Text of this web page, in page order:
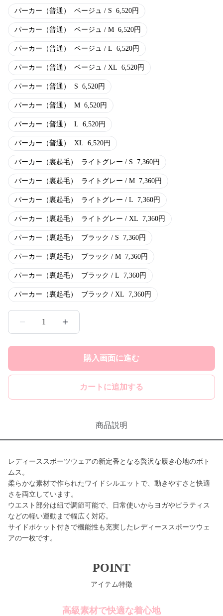
パーカー（普通） ベージュ / S 6,520円
パーカー（普通） ベージュ / M 6,520円
パーカー（普通） ベージュ / L 6,520円
パーカー（普通） ベージュ / XL 6,520円
パーカー（普通） S 6,520円
パーカー（普通） M 6,520円
パーカー（普通） L 6,520円
パーカー（普通） XL 6,520円
パーカー（裏起毛） ライトグレー / S 7,360円
パーカー（裏起毛） ライトグレー / M 7,360円
パーカー（裏起毛） ライトグレー / L 7,360円
パーカー（裏起毛） ライトグレー / XL 7,360円
パーカー（裏起毛） ブラック / S 7,360円
パーカー（裏起毛） ブラック / M 7,360円
パーカー（裏起毛） ブラック / L 7,360円
パーカー（裏起毛） ブラック / XL 7,360円
1
購入画面に進む
カートに追加する
商品説明
レディーススポーツウェアの新定番となる贅沢な履き心地のボト
ムス。
柔らかな素材で作られたワイドシルエットで、動きやすさと快適
さを両立しています。
ウエスト部分は紐で調節可能で、日常使いからヨガやピラティス
などの軽い運動まで幅広く対応。
サイドポケット付きで機能性も充実したレディーススポーツウェ
アの一枚です。
POINT
アイテム特徴
高級素材で快適な着心地